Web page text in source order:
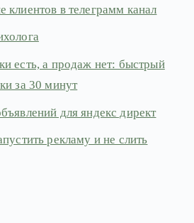
клиентов в телеграмм канал
есть, а продаж нет: быстрый
за 30 минут
для яндекс директ
рекламу и не слить